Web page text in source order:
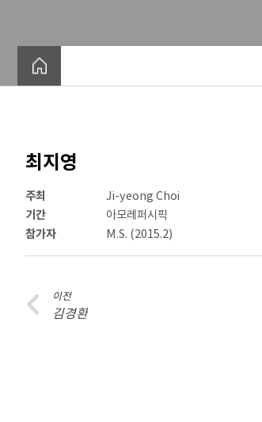
최지영
주최 Ji-yeong Choi
기간 아모레퍼시픽
참가자 M.S. (2015.2)
이전
김경환